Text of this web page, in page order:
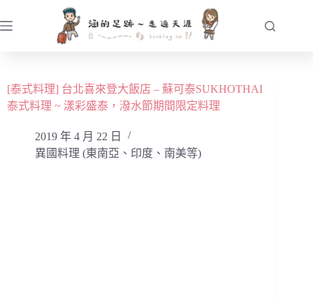
至
容[泰式料理] 台北喜來登大飯店 – 蘇可泰SUKHOTHAI
泰式料理 ~ 漾彩盛泰，潑水節期間限定料理
2019 年 4 月 22 日
異國料理 (東南亞、印度、南美等)